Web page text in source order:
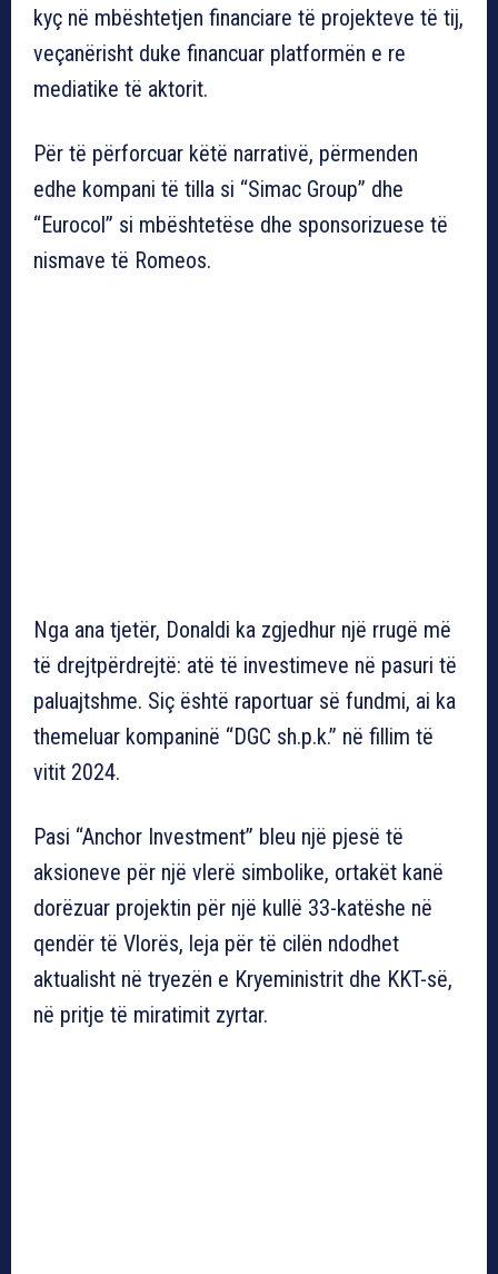
kyç në mbështetjen financiare të projekteve të tij,
veçanërisht duke financuar platformën e re
mediatike të aktorit.
Për të përforcuar këtë narrativë, përmenden
edhe kompani të tilla si “Simac Group” dhe
“Eurocol” si mbështetëse dhe sponsorizuese të
nismave të Romeos.
Nga ana tjetër, Donaldi ka zgjedhur një rrugë më
të drejtpërdrejtë: atë të investimeve në pasuri të
paluajtshme. Siç është raportuar së fundmi, ai ka
themeluar kompaninë “DGC sh.p.k.” në fillim të
vitit 2024.
Pasi “Anchor Investment” bleu një pjesë të
aksioneve për një vlerë simbolike, ortakët kanë
dorëzuar projektin për një kullë 33-katëshe në
qendër të Vlorës, leja për të cilën ndodhet
aktualisht në tryezën e Kryeministrit dhe KKT-së,
në pritje të miratimit zyrtar.